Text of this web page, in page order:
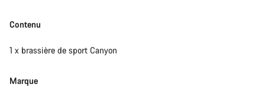
Contenu
1 x brassière de sport Canyon
Marque